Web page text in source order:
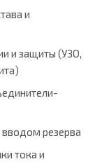
и
и защиты (УЗО,
резерва
тока и